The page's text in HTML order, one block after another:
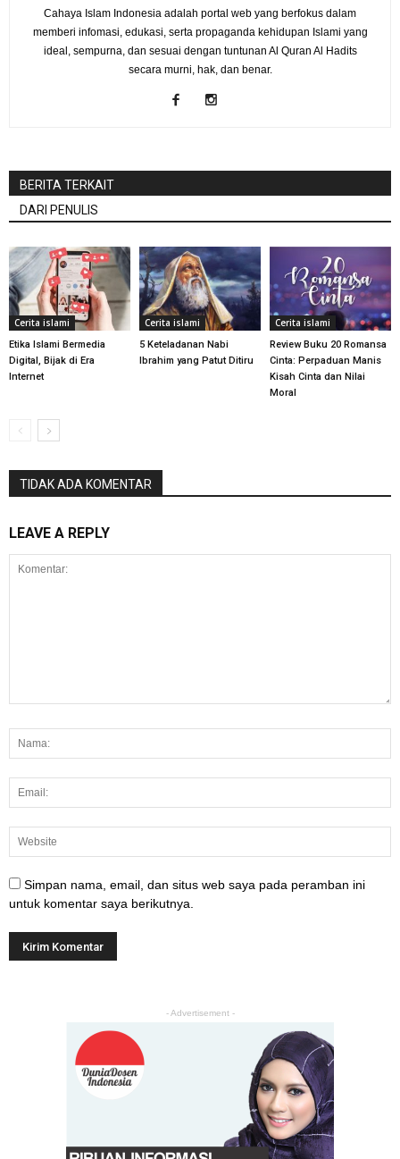
Cahaya Islam Indonesia adalah portal web yang berfokus dalam
memberi infomasi, edukasi, serta propaganda kehidupan Islami yang
ideal, sempurna, dan sesuai dengan tuntunan Al Quran Al Hadits
secara murni, hak, dan benar.
BERITA TERKAIT
DARI PENULIS
Cerita islami
Etika Islami Bermedia
Digital, Bijak di Era
Internet
Cerita islami
5 Keteladanan Nabi
Ibrahim yang Patut Ditiru
Cerita islami
Review Buku 20 Romansa
Cinta: Perpaduan Manis
Kisah Cinta dan Nilai
Moral
TIDAK ADA KOMENTAR
LEAVE A REPLY
Simpan nama, email, dan situs web saya pada peramban ini
untuk komentar saya berikutnya.
- Advertisement -